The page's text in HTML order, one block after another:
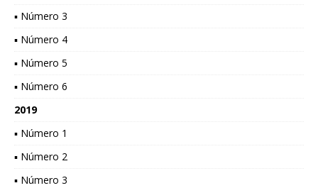
▪ Número 3
▪ Número 4
▪ Número 5
▪ Número 6
2019
▪ Número 1
▪ Número 2
▪ Número 3